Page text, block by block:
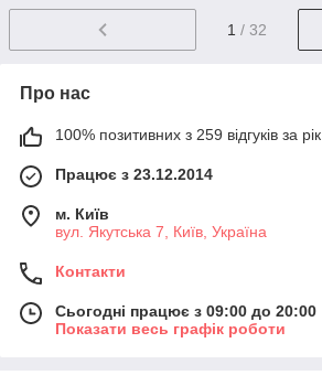
1 / 32
Про нас
100% позитивних з 259 відгуків за рік
Працює з 23.12.2014
м. Київ
вул. Якутська 7, Київ, Україна
Контакти
Сьогодні працює з 09:00 до 20:00
Показати весь графік роботи